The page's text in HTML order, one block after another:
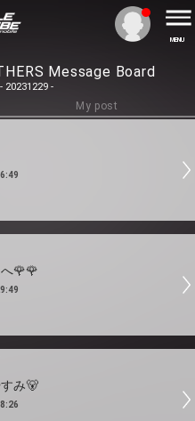
MENU
Message Board
20231229 -
My post
🌹🌹
み🐻